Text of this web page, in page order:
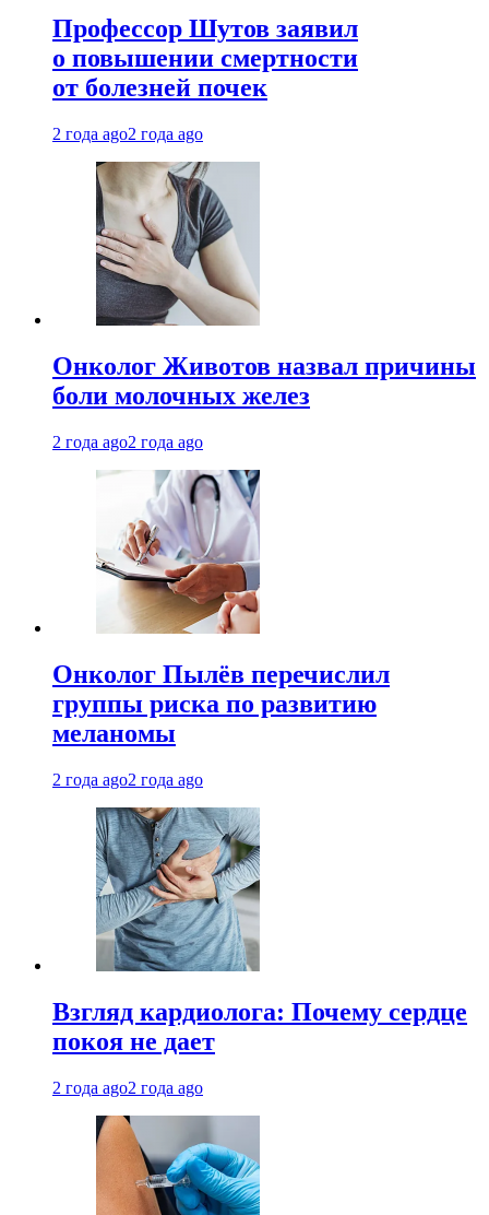
Профессор Шутов заявил
о повышении смертности
от болезней почек
2 года ago2 года ago
Онколог Животов назвал причины
боли молочных желез
2 года ago2 года ago
Онколог Пылёв перечислил
группы риска по развитию
меланомы
2 года ago2 года ago
Взгляд кардиолога: Почему сердце
покоя не дает
2 года ago2 года ago